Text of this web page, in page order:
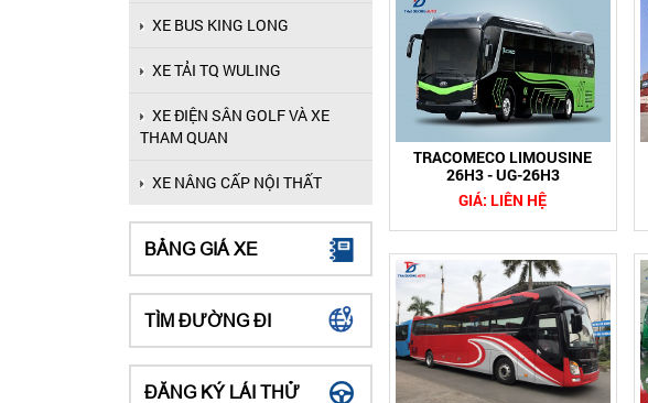
XE BUS KING LONG
XE TẢI TQ WULING
XE ĐIỆN SÂN GOLF VÀ XE
THAM QUAN
XE NÂNG CẤP NỘI THẤT
BẢNG GIÁ XE
TÌM ĐƯỜNG ĐI
ĐĂNG KÝ LÁI THỬ
TRACOMECO LIMOUSINE
26H3 - UG-26H3
GIÁ: LIÊN HỆ